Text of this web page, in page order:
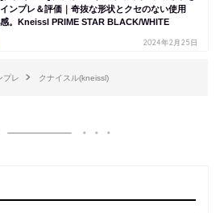
インプレ＆評価｜奇抜な形状とクセのない使用
感。Kneissl PRIME STAR BLACK/WHITE
2024年2月25日
プレ クナイスル(kneissl)